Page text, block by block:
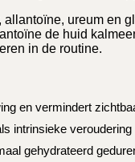
ureum en
de huid
in de routine.
en vermindert
intrinsieke veroudering
gehydrateerd